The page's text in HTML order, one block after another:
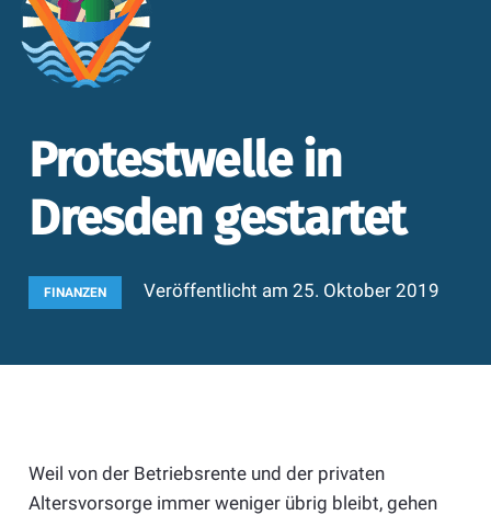
Protestwelle in
Dresden gestartet
FINANZEN Veröffentlicht am25. Oktober 2019
Weil von der Betriebsrente und der privaten
Altersvorsorge immer weniger übrig bleibt, gehen